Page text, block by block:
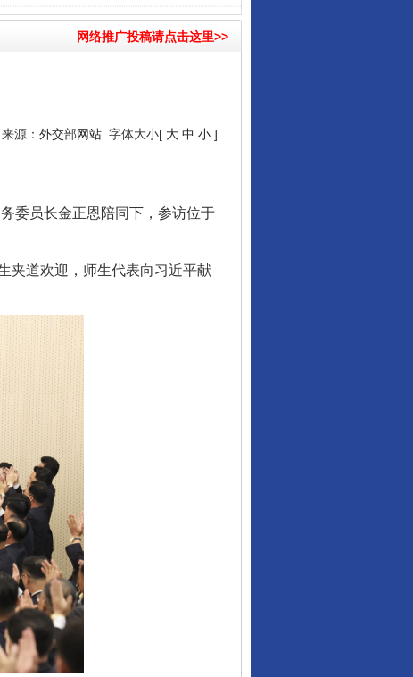
网络推广投稿请点击这里>>
源： 外交部网站 字体大小[ 大 中 小 ]
委员长金正恩陪同下，参访位于
道欢迎，师生代表向习近平献